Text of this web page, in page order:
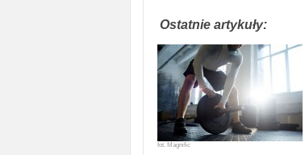
Ostatnie artykuły:
fot. Magnific